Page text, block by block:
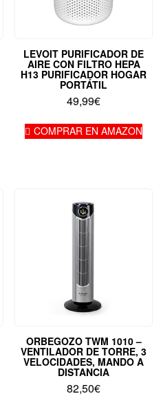
LEVOIT PURIFICADOR DE
AIRE CON FILTRO HEPA
H13 PURIFICADOR HOGAR
PORTÁTIL
49,99€
COMPRAR EN AMAZON
ORBEGOZO TWM 1010 –
VENTILADOR DE TORRE, 3
VELOCIDADES, MANDO A
DISTANCIA
82,50€